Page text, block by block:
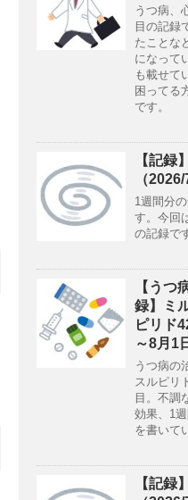
うつ病、
目の記録
たことな
になって
も載せて
困ってる
です。
【記録
（
1週間分
す。今回
の記録で
【うつ
録】ミ
ピリド
～8月1
うつ病の
スルピリ
目。不調
効果、1
を書いて
【記録